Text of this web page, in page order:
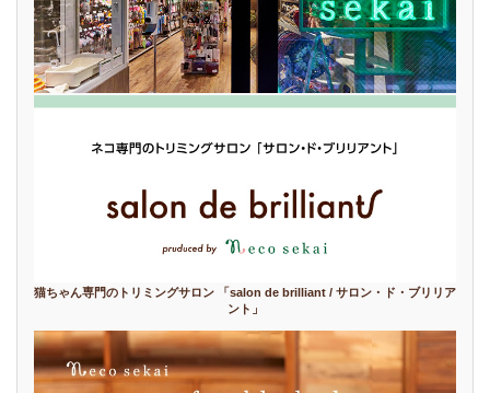
猫ちゃん専門のトリミングサロン 「salon de brilliant / サロン・ド・ブリリア
ント」